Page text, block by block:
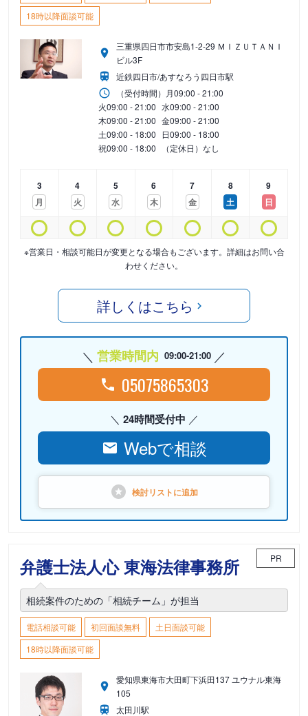
18時以降面談可能
三重県四日市市安島1-2-29 ＭＩＺＵＴＡＮＩ
ビル3F
近鉄四日市/あすなろう四日市駅
（受付時間） 月09:00 - 21:00
火09:00 - 21:00 水09:00 - 21:00
木09:00 - 21:00 金09:00 - 21:00
土09:00 - 18:00 日09:00 - 18:00
祝09:00 - 18:00 （定休日）なし
3
月
4
火
5
水
6
木
7
金
8
土
9
日
※営業日・相談可能日が変更となる場合もございます。詳細はお問い合
わせください。
詳しくはこちら
営業時間内 09:00-21:00
05075865303
24時間受付中
Webで相談
検討リストに追加
弁護士法人心 東海法律事務所 PR
相続案件のための「相続チーム」が担当
電話相談可能 初回面談無料
土日面談可能
18時以降面談可能
愛知県東海市大田町下浜田137 ユウナル東海
105
太田川駅